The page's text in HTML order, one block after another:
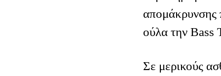
ούλα την Βass
Σε μερικούς